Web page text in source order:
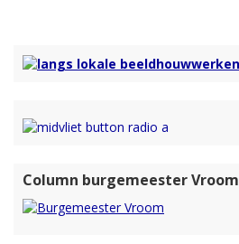
Column burgemeester Vroom